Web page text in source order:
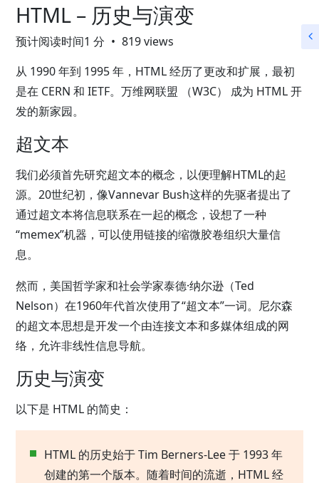
HTML – 历史与演变
预计阅读时间1 分
819 views
从 1990 年到 1995 年，HTML 经历了更改和扩展，最初
是在 CERN 和 IETF。万维网联盟 （W3C） 成为 HTML 开
发的新家园。
超文本
我们必须首先研究超文本的概念，以便理解HTML的起
源。20世纪初，像Vannevar Bush这样的先驱者提出了
通过超文本将信息联系在一起的概念，设想了一种
“memex”机器，可以使用链接的缩微胶卷组织大量信
息。
然而，美国哲学家和社会学家泰德·纳尔逊（Ted
Nelson）在1960年代首次使用了“超文本”一词。尼尔森
的超文本思想是开发一个由连接文本和多媒体组成的网
络，允许非线性信息导航。
历史与演变
以下是 HTML 的简史：
HTML 的历史始于 Tim Berners-Lee 于 1993 年
创建的第一个版本。随着时间的流逝，HTML 经